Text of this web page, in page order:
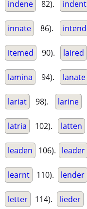
indene 82). indent
innate 86). intend
itemed 90). laired
lamina 94). lanate
lariat 98). larine
latria 102). latten
leaden 106). leader
learnt 110). lender
letter 114). lieder